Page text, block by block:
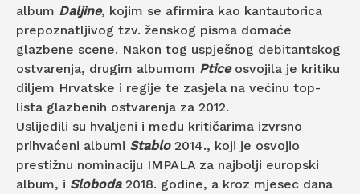
album Daljine, kojim se afirmira kao kantautorica
prepoznatljivog tzv. ženskog pisma domaće
glazbene scene. Nakon tog uspješnog debitantskog
ostvarenja, drugim albumom Pticeosvojila je kritiku
diljem Hrvatske i regije te zasjela na većinu top-
lista glazbenih ostvarenja za 2012.
Uslijedili su hvaljeni i među kritičarima izvrsno
prihvaćeni albumi Stablo2014., koji je osvojio
prestižnu nominaciju IMPALA za najbolji europski
album, i Sloboda2018. godine, a kroz mjesec dana